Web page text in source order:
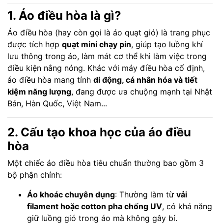
1. Áo điều hòa là gì?
Áo điều hòa (hay còn gọi là áo quạt gió) là trang phục
được tích hợp quạt mini chạy pin, giúp tạo luồng khí
lưu thông trong áo, làm mát cơ thể khi làm việc trong
điều kiện nắng nóng. Khác với máy điều hòa cố định,
áo điều hòa mang tính di động, cá nhân hóa và tiết
kiệm năng lượng, đang được ưa chuộng mạnh tại Nhật
Bản, Hàn Quốc, Việt Nam...
2. Cấu tạo khoa học của áo điều
hòa
Một chiếc áo điều hòa tiêu chuẩn thường bao gồm 3
bộ phận chính:
Áo khoác chuyên dụng: Thường làm từ vải
filament hoặc cotton pha chống UV, có khả năng
giữ luồng gió trong áo mà không gây bí.